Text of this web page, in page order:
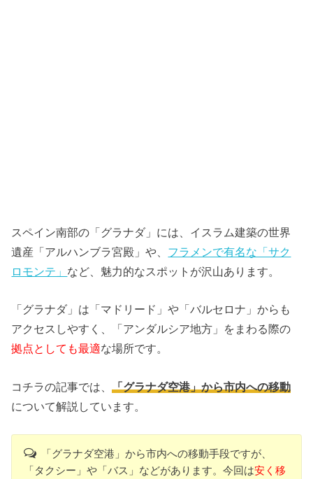
スペイン南部の「グラナダ」には、イスラム建築の世界
遺産「アルハンブラ宮殿」や、 フラメンで有名な「サク
ロモンテ」 など、魅力的なスポットが沢山あります。
「グラナダ」は「マドリード」や「バルセロナ」からも
アクセスしやすく、「アンダルシア地方」をまわる際の
拠点としても最適な場所です。
コチラの記事では、「グラナダ空港」から市内への移動
について解説しています。
「グラナダ空港」から市内への移動手段ですが、
「タクシー」や「バス」などがあります。今回は安く移